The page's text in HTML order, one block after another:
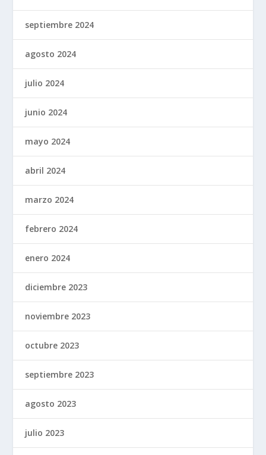
septiembre 2024
agosto 2024
julio 2024
junio 2024
mayo 2024
abril 2024
marzo 2024
febrero 2024
enero 2024
diciembre 2023
noviembre 2023
octubre 2023
septiembre 2023
agosto 2023
julio 2023